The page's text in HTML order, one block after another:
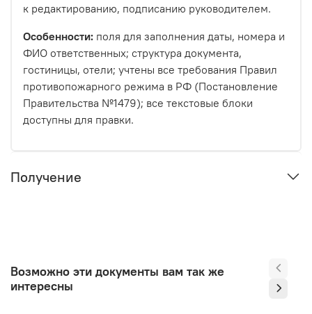
к редактированию, подписанию руководителем.
Особенности: поля для заполнения даты, номера и
ФИО ответственных; структура документа,
гостиницы, отели; учтены все требования Правил
противопожарного режима в РФ (Постановление
Правительства №1479); все текстовые блоки
доступны для правки.
Получение
Возможно эти документы вам так же
интересны